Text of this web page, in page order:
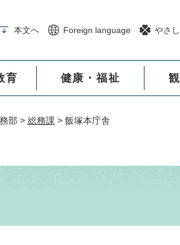
本文へ Foreign language やさ
育 健康・福祉
部 > 総務課 > 飯塚本庁舎